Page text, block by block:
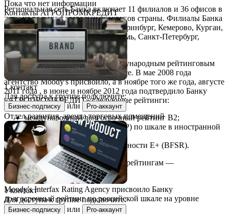
Региональная сеть Банка включает 11 филиалов и 36 офисов в
пяти из восьми федеральных округов страны. Филиалы Банка
открыты в городах: Барнаул, Екатеринбург, Кемерово, Курган,
Нижний Новгород, Оренбург, Пермь, Санкт-Петербург,
Сургут, Тюмень, Челябинск.
Достижения Банка оценены Международным рейтинговым
агентством Moody’s Investors Service. В мае 2008 года
агентство Moody's присвоило, а в ноябре того же года, августе
2011 года , в июне и ноябре 2012 года подтвердило Банку
«АГРОПРОМКРЕДИТ» следующие рейтинги:
международный долгосрочный рейтинг B2;
краткосрочный Not-Prime (NP) по шкале в иностранной
и национальной валютах;
рейтинг финансовой стабильности E+ (BFSR).
Прогноз изменения по указанным рейтингам —
«Стабильный».
Moody's Interfax Rating Agency присвоило Банку
долгосрочный рейтинг по российской шкале на уровне
Baa1.ru.
Пока что нет информации
Контакты АГРОПРОМКРЕДИТ
1 контакт
Для доступа к группе подключите:
Бизнес-подписку или Pro-аккаунт
Отдел развития, аренда торговых помещений
1 контакт
Для доступа к группе подключите:
Бизнес-подписку или Pro-аккаунт